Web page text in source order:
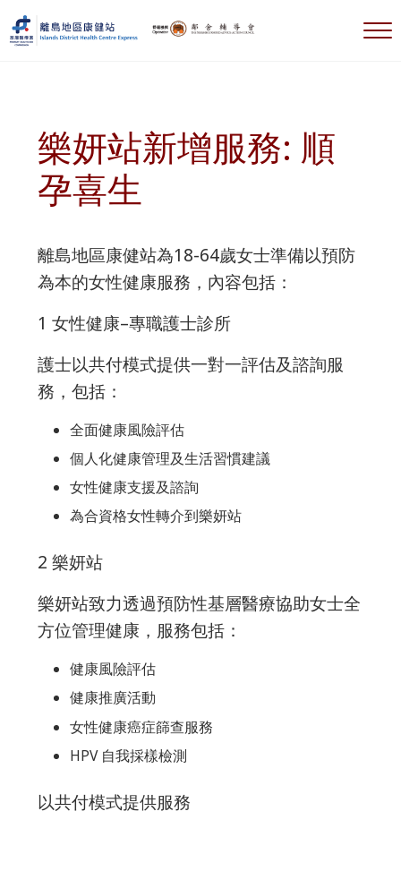
跳到主要內容
跳到標題右側導航
跳到標題導航後
跳到網站頁腳
選
樂妍站新增服務: 順
孕喜生
離島地區康健站為18-64歲女士準備以預防
為本的女性健康服務，內容包括：
1 女性健康–專職護士診所
護士以共付模式提供一對一評估及諮詢服
務，包括：
全面健康風險評估
個人化健康管理及生活習慣建議
女性健康支援及諮詢
為合資格女性轉介到樂妍站
2️ 樂妍站
樂妍站致力透過預防性基層醫療協助女士全
方位管理健康，服務包括：
健康風險評估
健康推廣活動
女性健康癌症篩查服務
HPV 自我採樣檢測
以共付模式提供服務